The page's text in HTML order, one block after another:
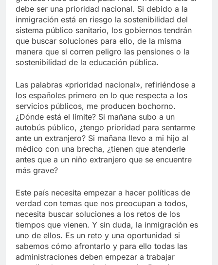
debe ser una prioridad nacional. Si debido a la
inmigración está en riesgo la sostenibilidad del
sistema público sanitario, los gobiernos tendrán
que buscar soluciones para ello, de la misma
manera que si corren peligro las pensiones o la
sostenibilidad de la educación pública.
Las palabras «prioridad nacional», refiriéndose a
los españoles primero en lo que respecta a los
servicios públicos, me producen bochorno.
¿Dónde está el límite? Si mañana subo a un
autobús público, ¿tengo prioridad para sentarme
ante un extranjero? Si mañana llevo a mi hijo al
médico con una brecha, ¿tienen que atenderle
antes que a un niño extranjero que se encuentre
más grave?
Este país necesita empezar a hacer políticas de
verdad con temas que nos preocupan a todos,
necesita buscar soluciones a los retos de los
tiempos que vienen. Y sin duda, la inmigración es
uno de ellos. Es un reto y una oportunidad si
sabemos cómo afrontarlo y para ello todas las
administraciones deben empezar a trabajar